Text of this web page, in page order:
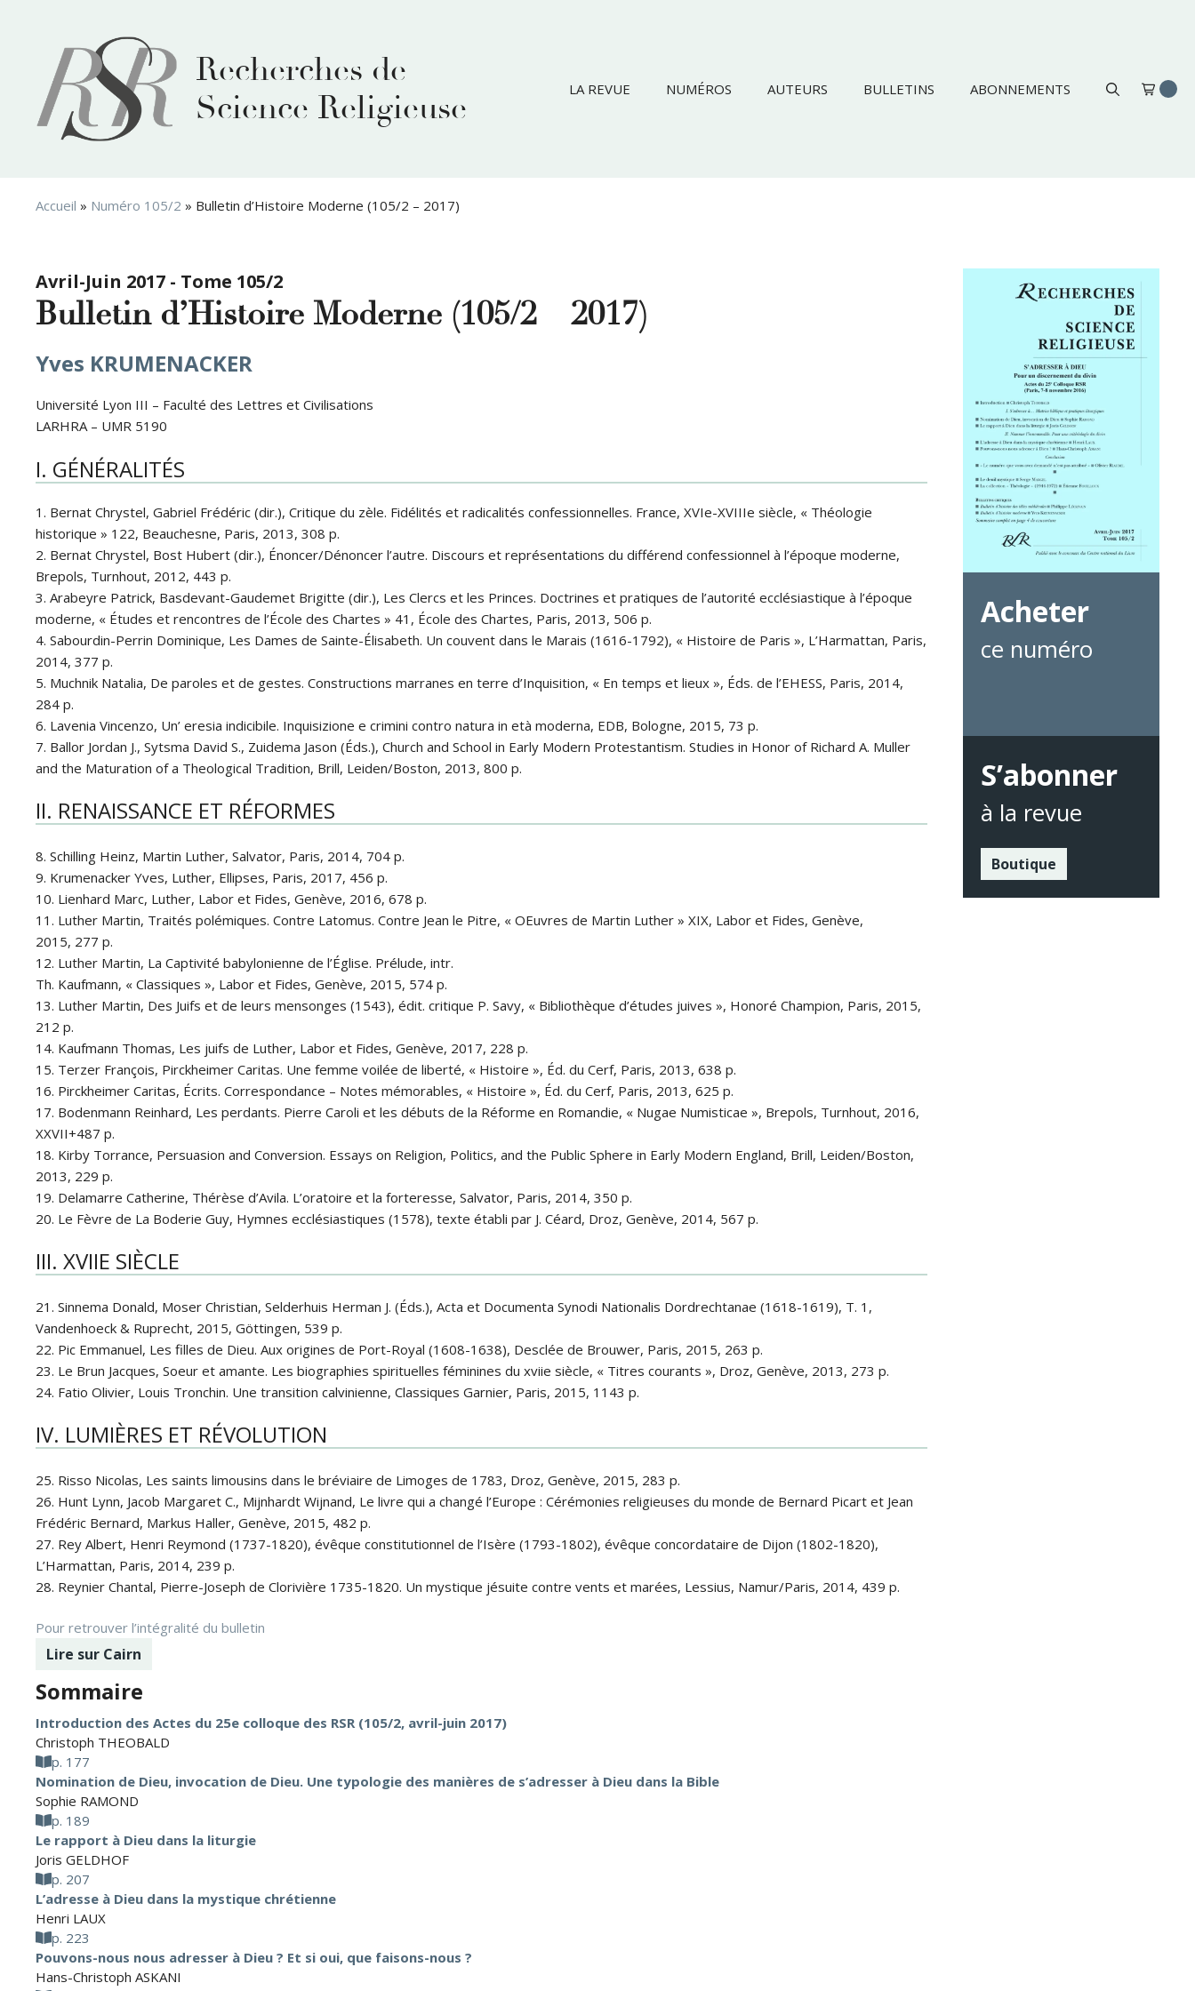
Recherches de
Science Religieuse
LA REVUE NUMÉROS AUTEURS BULLETINS ABONNEMENTS
Accueil » Numéro 105/2 » Bulletin d’Histoire Moderne (105/2 – 2017)
Avril-Juin 2017 - Tome 105/2
Bulletin d’Histoire Moderne (105/2 – 2017)
Yves KRUMENACKER
Université Lyon III – Faculté des Lettres et Civilisations
LARHRA – UMR 5190
I. GÉNÉRALITÉS
1. Bernat Chrystel, Gabriel Frédéric (dir.), Critique du zèle. Fidélités et radicalités confessionnelles. France, XVIe-XVIIIe siècle, « Théologie
historique » 122, Beauchesne, Paris, 2013, 308 p.
2. Bernat Chrystel, Bost Hubert (dir.), Énoncer/Dénoncer l’autre. Discours et représentations du différend confessionnel à l’époque moderne,
Brepols, Turnhout, 2012, 443 p.
3. Arabeyre Patrick, Basdevant-Gaudemet Brigitte (dir.), Les Clercs et les Princes. Doctrines et pratiques de l’autorité ecclésiastique à l’époque
moderne, « Études et rencontres de l’École des Chartes » 41, École des Chartes, Paris, 2013, 506 p.
4. Sabourdin-Perrin Dominique, Les Dames de Sainte-Élisabeth. Un couvent dans le Marais (1616-1792), « Histoire de Paris », L’Harmattan, Paris,
2014, 377 p.
5. Muchnik Natalia, De paroles et de gestes. Constructions marranes en terre d’Inquisition, « En temps et lieux », Éds. de l’EHESS, Paris, 2014,
284 p.
6. Lavenia Vincenzo, Un’ eresia indicibile. Inquisizione e crimini contro natura in età moderna, EDB, Bologne, 2015, 73 p.
7. Ballor Jordan J., Sytsma David S., Zuidema Jason (Éds.), Church and School in Early Modern Protestantism. Studies in Honor of Richard A. Muller
and the Maturation of a Theological Tradition, Brill, Leiden/Boston, 2013, 800 p.
II. RENAISSANCE ET RÉFORMES
8. Schilling Heinz, Martin Luther, Salvator, Paris, 2014, 704 p.
9. Krumenacker Yves, Luther, Ellipses, Paris, 2017, 456 p.
10. Lienhard Marc, Luther, Labor et Fides, Genève, 2016, 678 p.
11. Luther Martin, Traités polémiques. Contre Latomus. Contre Jean le Pitre, « OEuvres de Martin Luther » XIX, Labor et Fides, Genève,
2015, 277 p.
12. Luther Martin, La Captivité babylonienne de l’Église. Prélude, intr.
Th. Kaufmann, « Classiques », Labor et Fides, Genève, 2015, 574 p.
13. Luther Martin, Des Juifs et de leurs mensonges (1543), édit. critique P. Savy, « Bibliothèque d’études juives », Honoré Champion, Paris, 2015,
212 p.
14. Kaufmann Thomas, Les juifs de Luther, Labor et Fides, Genève, 2017, 228 p.
15. Terzer François, Pirckheimer Caritas. Une femme voilée de liberté, « Histoire », Éd. du Cerf, Paris, 2013, 638 p.
16. Pirckheimer Caritas, Écrits. Correspondance – Notes mémorables, « Histoire », Éd. du Cerf, Paris, 2013, 625 p.
17. Bodenmann Reinhard, Les perdants. Pierre Caroli et les débuts de la Réforme en Romandie, « Nugae Numisticae », Brepols, Turnhout, 2016,
XXVII+487 p.
18. Kirby Torrance, Persuasion and Conversion. Essays on Religion, Politics, and the Public Sphere in Early Modern England, Brill, Leiden/Boston,
2013, 229 p.
19. Delamarre Catherine, Thérèse d’Avila. L’oratoire et la forteresse, Salvator, Paris, 2014, 350 p.
20. Le Fèvre de La Boderie Guy, Hymnes ecclésiastiques (1578), texte établi par J. Céard, Droz, Genève, 2014, 567 p.
III. XVIIE SIÈCLE
21. Sinnema Donald, Moser Christian, Selderhuis Herman J. (Éds.), Acta et Documenta Synodi Nationalis Dordrechtanae (1618-1619), T. 1,
Vandenhoeck & Ruprecht, 2015, Göttingen, 539 p.
22. Pic Emmanuel, Les filles de Dieu. Aux origines de Port-Royal (1608-1638), Desclée de Brouwer, Paris, 2015, 263 p.
23. Le Brun Jacques, Soeur et amante. Les biographies spirituelles féminines du xviie siècle, « Titres courants », Droz, Genève, 2013, 273 p.
24. Fatio Olivier, Louis Tronchin. Une transition calvinienne, Classiques Garnier, Paris, 2015, 1143 p.
IV. LUMIÈRES ET RÉVOLUTION
25. Risso Nicolas, Les saints limousins dans le bréviaire de Limoges de 1783, Droz, Genève, 2015, 283 p.
26. Hunt Lynn, Jacob Margaret C., Mijnhardt Wijnand, Le livre qui a changé l’Europe : Cérémonies religieuses du monde de Bernard Picart et Jean
Frédéric Bernard, Markus Haller, Genève, 2015, 482 p.
27. Rey Albert, Henri Reymond (1737-1820), évêque constitutionnel de l’Isère (1793-1802), évêque concordataire de Dijon (1802-1820),
L’Harmattan, Paris, 2014, 239 p.
28. Reynier Chantal, Pierre-Joseph de Clorivière 1735-1820. Un mystique jésuite contre vents et marées, Lessius, Namur/Paris, 2014, 439 p.
Pour retrouver l’intégralité du bulletin
Lire sur Cairn
Sommaire
Introduction des Actes du 25e colloque des RSR (105/2, avril-juin 2017)
Christoph THEOBALD
p. 177
Nomination de Dieu, invocation de Dieu. Une typologie des manières de s’adresser à Dieu dans la Bible
Sophie RAMOND
p. 189
Le rapport à Dieu dans la liturgie
Joris GELDHOF
p. 207
L’adresse à Dieu dans la mystique chrétienne
Henri LAUX
p. 223
Pouvons-nous nous adresser à Dieu ? Et si oui, que faisons-nous ?
Hans-Christoph ASKANI
Acheter
ce numéro
S’abonner
à la revue
Boutique